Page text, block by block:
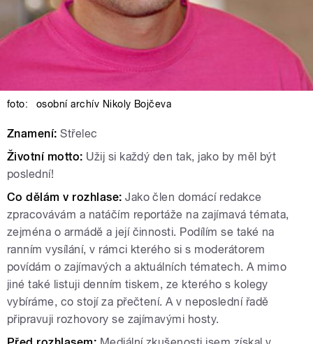
foto: osobní archív Nikoly Bojčeva
Znamení: Střelec
Životní motto: Užij si každý den tak, jako by měl být
poslední!
Co dělám v rozhlase:Jako člen domácí redakce
zpracovávám a natáčím reportáže na zajímavá témata,
zejména o armádě a její činnosti. Podílím se také na
ranním vysílání, v rámci kterého si s moderátorem
povídám o zajímavých a aktuálních tématech. A mimo
jiné také listuji denním tiskem, ze kterého s kolegy
vybíráme, co stojí za přečtení. A v neposlední řadě
připravuji rozhovory se zajímavými hosty.